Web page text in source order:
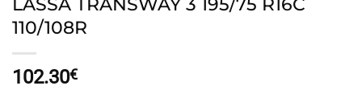
110/108R
102.30€